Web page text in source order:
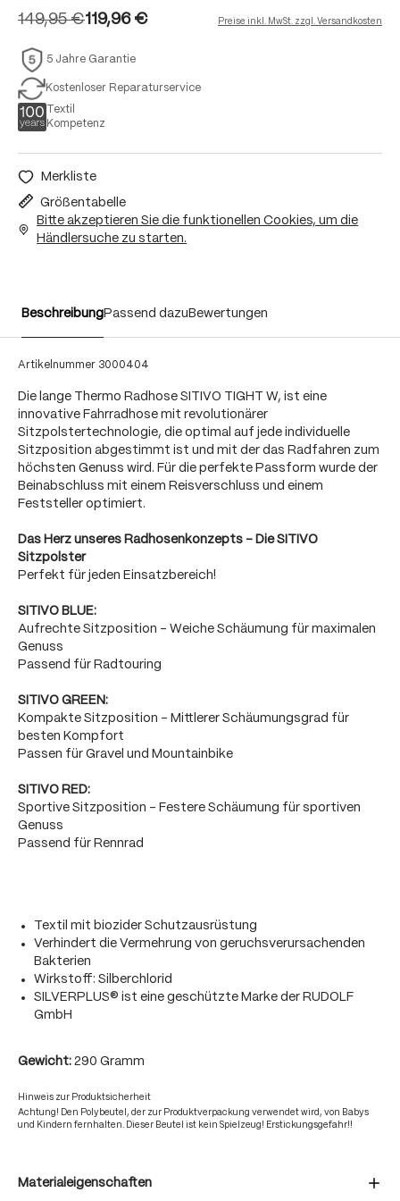
119,96 €
149,95 € Preise inkl. MwSt. zzgl. Versandkosten
5 Jahre Garantie
Kostenloser Reparaturservice
Textil
Kompetenz
Merkliste
Größentabelle
Bitte akzeptieren Sie die funktionellen Cookies, um die
Händlersuche zu starten.
BeschreibungPassend dazu Bewertungen
Artikelnummer 3000404
Die lange Thermo Radhose SITIVO TIGHT W, ist eine
innovative Fahrradhose mit revolutionärer
Sitzpolstertechnologie, die optimal auf jede individuelle
Sitzposition abgestimmt ist und mit der das Radfahren zum
höchsten Genuss wird. Für die perfekte Passform wurde der
Beinabschluss mit einem Reisverschluss und einem
Feststeller optimiert.
Das Herz unseres Radhosenkonzepts - Die SITIVO
Sitzpolster
Perfekt für jeden Einsatzbereich!
SITIVO BLUE:
Aufrechte Sitzposition - Weiche Schäumung für maximalen
Genuss
Passend für Radtouring
SITIVO GREEN:
Kompakte Sitzposition - Mittlerer Schäumungsgrad für
besten Kompfort
Passen für Gravel und Mountainbike
SITIVO RED:
Sportive Sitzposition - Festere Schäumung für sportiven
Genuss
Passend für Rennrad
Textil mit biozider Schutzausrüstung
Verhindert die Vermehrung von geruchsverursachenden
Bakterien
Wirkstoff: Silberchlorid
SILVERPLUS® ist eine geschützte Marke der RUDOLF
GmbH
Gewicht: 290 Gramm
Hinweis zur Produktsicherheit
Achtung! Den Polybeutel, der zur Produktverpackung verwendet wird, von Babys
und Kindern fernhalten. Dieser Beutel ist kein Spielzeug! Erstickungsgefahr!!
Materialeigenschaften